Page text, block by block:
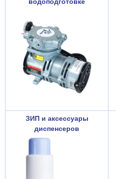
ЗИП и аксессуары
диспенсеров